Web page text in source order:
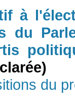
à
du
du